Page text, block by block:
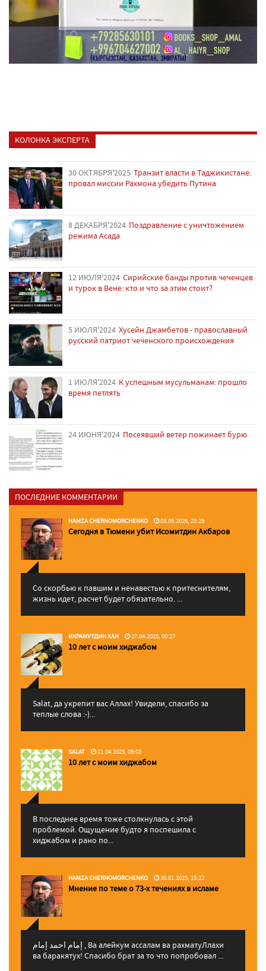
КОЛОНКА ЭКСПЕРТА
30 ОКТЯБРЯ'2025 Транзит власти в Таджикистане:
провал миссии Рахмона убедить Путина
8 ДЕКАБРЯ'2024 Поздравление с уничтожением
режима Асада
12 ИЮЛЯ'2024 Сирийские банды против чеченцев
и турок в Вене: кто и что за этим стоит?
5 ИЮЛЯ'2024 Хусейн Джамбетов - православный
русский патриот чеченского происхождения
1 ИЮЛЯ'2024 К успешным мусульманам: прошло
время петлять
24 ИЮНЯ'2024 Посеявший ветер пожинает бурю
ПОСЛЕДНИЕ КОММЕНТАРИИ
HAMZA CHERNOMORCHENKO 03.06.2026, 23:29
Сегодня в Тюмени убит Исомитдин Акбаров
Со скорбью к павшим и ненавестью к притеснителям,
жизнь идет, расчет будет обязательно. ...
ИКРАМУТДИН ХАН 17.04.2025, 00:27
10 лет с моим хиджабом
Salat, да укрепит вас Аллаx! Увидели, спасибо за
теплые слова :-)...
SALAT 11.04.2025, 09:02
10 лет с моим хиджабом
В последнее время тоже столкнулась с этой
проблемой. Ощущение будто я поспешила с
хиджабом и рано по...
HAMZA CHERNOMORCHENKO 30.01.2025, 15:22
Мнение по теме о 73-х течениях в исламе
إمام احمد إمام , Ва алейкум ассалам ва рахматуЛлахи
ва баракятух! Спасибо брат за то что попробовал ...